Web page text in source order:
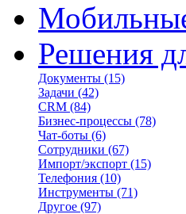
Решения
Документы (15)
Задачи (42)
CRM (84)
Бизнес-процессы (78)
Чат-боты (6)
Сотрудники (67)
Импорт/экспорт (15)
Телефония (10)
Инструменты (71)
Другое (97)